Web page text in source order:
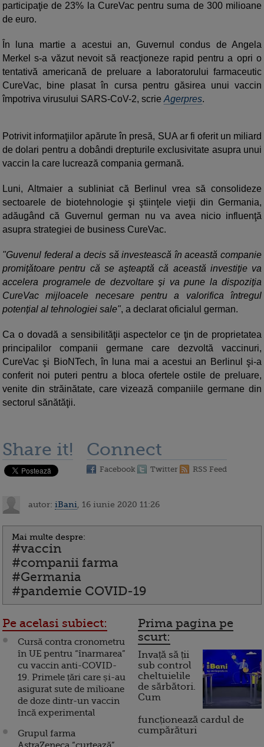
participaţie de 23% la CureVac pentru suma de 300 milioane
de euro.
În luna martie a acestui an, Guvernul condus de Angela
Merkel s-a văzut nevoit să reacţioneze rapid pentru a opri o
tentativă americană de preluare a laboratorului farmaceutic
CureVac, bine plasat în cursa pentru găsirea unui vaccin
împotriva virusului SARS-CoV-2, scrie Agerpres.
Potrivit informaţiilor apărute în presă, SUA ar fi oferit un miliard
de dolari pentru a dobândi drepturile exclusivitate asupra unui
vaccin la care lucrează compania germană.
Luni, Altmaier a subliniat că Berlinul vrea să consolideze
sectoarele de biotehnologie şi ştiinţele vieţii din Germania,
adăugând că Guvernul german nu va avea nicio influenţă
asupra strategiei de business CureVac.
"Guvenul federal a decis să investească în această companie
promiţătoare pentru că se aşteaptă că această investiţie va
accelera programele de dezvoltare şi va pune la dispoziţia
CureVac mijloacele necesare pentru a valorifica întregul
potenţial al tehnologiei sale", a declarat oficialul german.
Ca o dovadă a sensibilităţii aspectelor ce ţin de proprietatea
principalilor companii germane care dezvoltă vaccinuri,
CureVac şi BioNTech, în luna mai a acestui an Berlinul şi-a
conferit noi puteri pentru a bloca ofertele ostile de preluare,
venite din străinătate, care vizează companiile germane din
sectorul sănătăţii.
Share it! Connect
Facebook Twitter RSS Feed
autor: iBani , 16 iunie 2020 11:26
Mai multe despre:
#vaccin
#companii farma
#Germania
#pandemie COVID-19
Pe acelasi subiect:
Cursă contra cronometru
în UE pentru “înarmarea”
cu vaccin anti-COVID-
19. Primele țări care și-au
asigurat sute de milioane
de doze dintr-un vaccin
încă experimental
Grupul farma
Prima pagina pe
scurt:
Invață să ții
sub control
cheltuielile
de sărbători.
Cum
funcționează cardul de
cumpărături